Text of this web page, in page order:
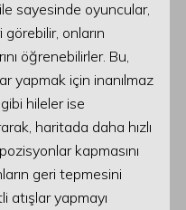
sayesinde oyuncular,
onların
öğrenebilirler. Bu,
yapmak için inanılmaz
hileler ise
haritada daha hızlı
kapmasını
geri tepmesini
atışlar yapmayı